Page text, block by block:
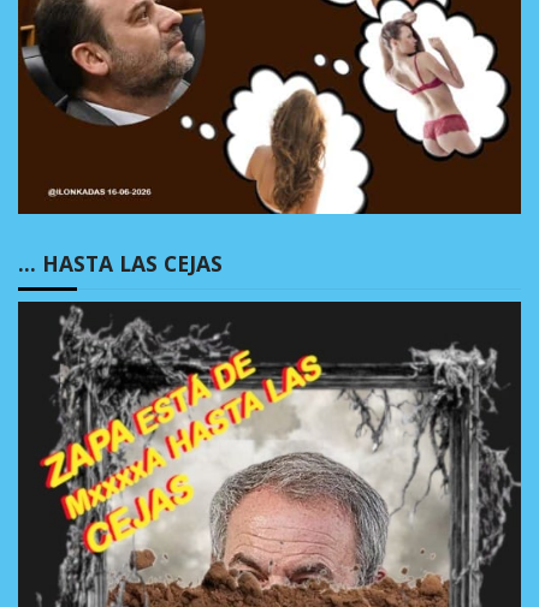
… HASTA LAS CEJAS